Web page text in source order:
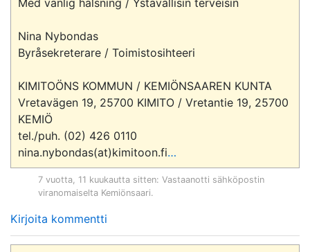
Med vänlig hälsning / Ystävällisin terveisin
Nina Nybondas
Byråsekreterare / Toimistosihteeri
KIMITOÖNS KOMMUN / KEMIÖNSAAREN KUNTA
Vretavägen 19, 25700 KIMITO / Vretantie 19, 25700
KEMIÖ
tel./puh. (02) 426 0110
nina.nybondas(at)kimitoon.fi…
7 vuotta, 11 kuukautta sitten: Vastaanotti sähköpostin
viranomaiselta Kemiönsaari.
Kirjoita kommentti